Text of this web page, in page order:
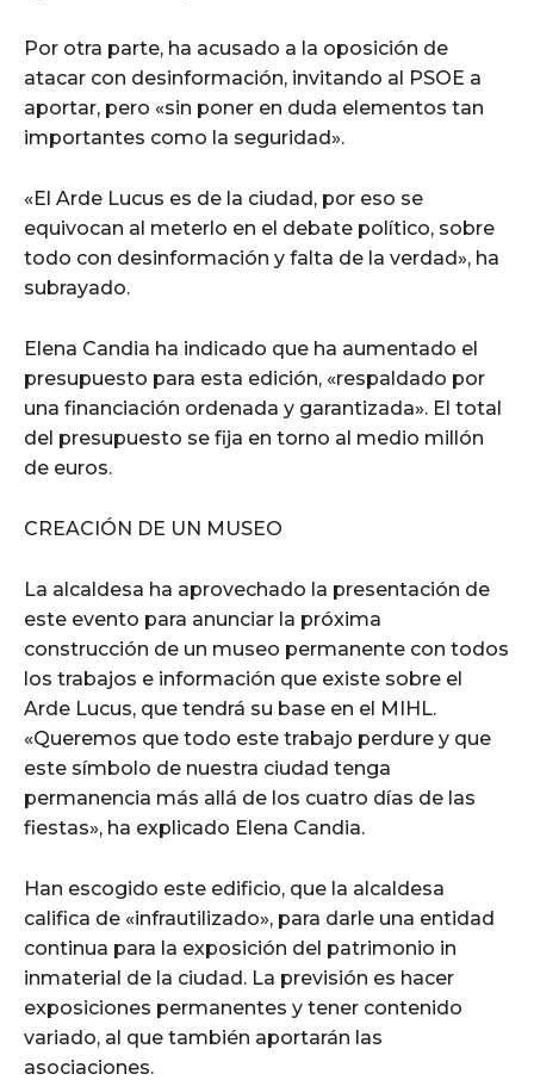
Por otra parte, ha acusado a la oposición de
atacar con desinformación, invitando al PSOE a
aportar, pero «sin poner en duda elementos tan
importantes como la seguridad».
«El Arde Lucus es de la ciudad, por eso se
equivocan al meterlo en el debate político, sobre
todo con desinformación y falta de la verdad», ha
subrayado.
Elena Candia ha indicado que ha aumentado el
presupuesto para esta edición, «respaldado por
una financiación ordenada y garantizada». El total
del presupuesto se fija en torno al medio millón
de euros.
CREACIÓN DE UN MUSEO
La alcaldesa ha aprovechado la presentación de
este evento para anunciar la próxima
construcción de un museo permanente con todos
los trabajos e información que existe sobre el
Arde Lucus, que tendrá su base en el MIHL.
«Queremos que todo este trabajo perdure y que
este símbolo de nuestra ciudad tenga
permanencia más allá de los cuatro días de las
fiestas», ha explicado Elena Candia.
Han escogido este edificio, que la alcaldesa
califica de «infrautilizado», para darle una entidad
continua para la exposición del patrimonio in
inmaterial de la ciudad. La previsión es hacer
exposiciones permanentes y tener contenido
variado, al que también aportarán las
asociaciones.